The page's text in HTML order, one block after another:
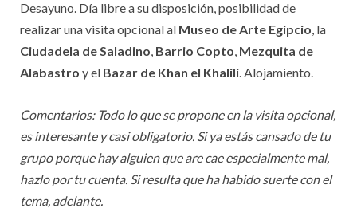
Desayuno. Día libre a su disposición, posibilidad de
realizar una visita opcional al Museo de Arte Egipcio, la
Ciudadela de Saladino, Barrio Copto, Mezquita de
Alabastro y el Bazar de Khan el Khalili. Alojamiento.
Comentarios: Todo lo que se propone en la visita opcional,
es interesante y casi obligatorio. Si ya estás cansado de tu
grupo porque hay alguien que are cae especialmente mal,
hazlo por tu cuenta. Si resulta que ha habido suerte con el
tema, adelante.